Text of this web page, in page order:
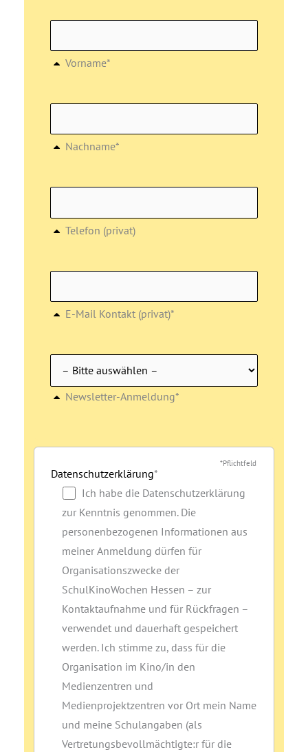
Vorname*
Nachname*
Telefon (privat)
E-Mail Kontakt (privat)*
Newsletter-Anmeldung*
*Pflichtfeld
Datenschutzerklärung*
Ich habe die Datenschutzerklärung
zur Kenntnis genommen. Die
personenbezogenen Informationen aus
meiner Anmeldung dürfen für
Organisationszwecke der
SchulKinoWochen Hessen – zur
Kontaktaufnahme und für Rückfragen –
verwendet und dauerhaft gespeichert
werden. Ich stimme zu, dass für die
Organisation im Kino/in den
Medienzentren und
Medienprojektzentren vor Ort mein Name
und meine Schulangaben (als
Vertretungsbevollmächtigte:r für die